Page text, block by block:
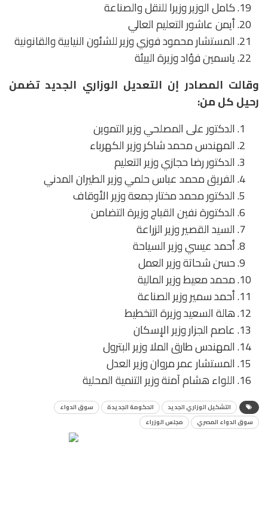
كامل الوزير وزيرا للنقل والصناعة
أيمن عاشور التعليم العالي
المستشار محمود فوزي وزير للشئون النيابية والقانونية
ياسمين فؤاد وزيرة البيئة
وقالت المصادر إن التعديل الوزاري الجديد تضمن
رحيل كل من:
الدكتور على المصلحي وزير التموين
المهندس محمد شاكر وزير الكهرباء
الدكتور رضا حجازي وزير التعليم
الفريق محمد عباس حلمي وزير الطيران المدني
الدكتور محمد مختار جمعة وزير الأوقاف
الدكتورة نفين القباج وزيرة التضامن
السيد القصير وزير الزراعة
أحمد عيسي وزير السياحة
حسن شحاتة وزير العمل
محمد معيط وزير المالية
أحمد سمير وزير الصناعة
هالة السعيد وزيرة التخطيط
عاصم الجزار وزير الإسكان
المهندس طارق الملا وزير البترول
المستشار عمر مروان وزير العدل
اللواء هشام آمنة وزير التنمية المحلية
التشكيل الوزاري الجديد الحكومة الجديدة
سوق الدواء
سوق الدواء المصري
مجلس الوزراء